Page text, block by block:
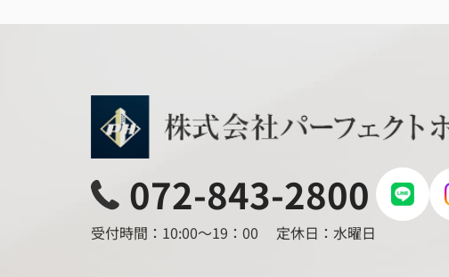
072-843-2800
受付時間：10:00～19：00 定休日：水曜日